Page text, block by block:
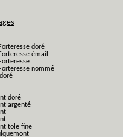
doré
émail
nommé
doré
argenté
tole fine